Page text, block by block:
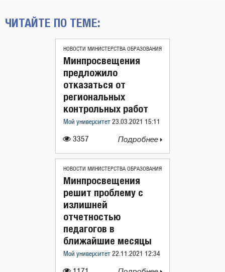
ЧИТАЙТЕ ПО ТЕМЕ:
НОВОСТИ МИНИСТЕРСТВА ОБРАЗОВАНИЯ
3357
Минпросвещения
предложило
отказаться от
региональных
контрольных работ
Мой университет 23.03.2021 15:11
Подробнее
НОВОСТИ МИНИСТЕРСТВА ОБРАЗОВАНИЯ
Минпросвещения
решит проблему с
излишней
отчетностью
педагогов в
ближайшие месяцы
Мой университет 22.11.2021 12:34